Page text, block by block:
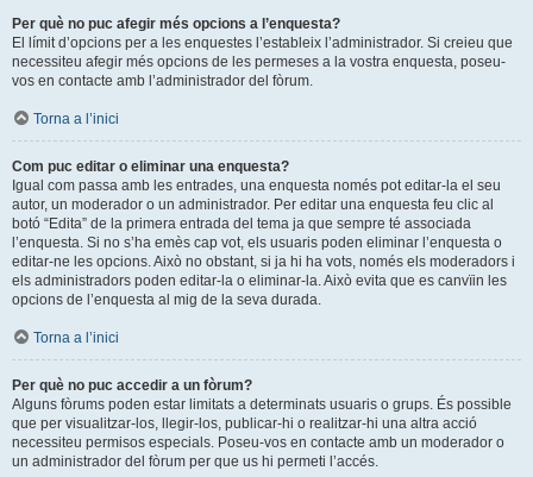
Per què no puc afegir més opcions a l’enquesta?
El límit d’opcions per a les enquestes l’estableix l’administrador. Si creieu que
necessiteu afegir més opcions de les permeses a la vostra enquesta, poseu-
vos en contacte amb l’administrador del fòrum.
Torna a l’inici
Com puc editar o eliminar una enquesta?
Igual com passa amb les entrades, una enquesta només pot editar-la el seu
autor, un moderador o un administrador. Per editar una enquesta feu clic al
botó “Edita” de la primera entrada del tema ja que sempre té associada
l’enquesta. Si no s’ha emès cap vot, els usuaris poden eliminar l’enquesta o
editar-ne les opcions. Això no obstant, si ja hi ha vots, només els moderadors i
els administradors poden editar-la o eliminar-la. Això evita que es canvïin les
opcions de l’enquesta al mig de la seva durada.
Torna a l’inici
Per què no puc accedir a un fòrum?
Alguns fòrums poden estar limitats a determinats usuaris o grups. És possible
que per visualitzar-los, llegir-los, publicar-hi o realitzar-hi una altra acció
necessiteu permisos especials. Poseu-vos en contacte amb un moderador o
un administrador del fòrum per que us hi permeti l’accés.